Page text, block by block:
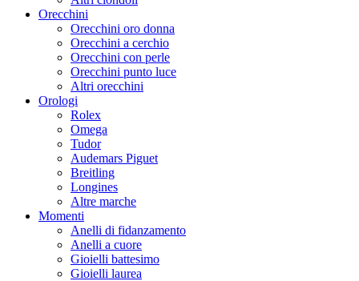
Orecchini
Orecchini oro donna
Orecchini a cerchio
Orecchini con perle
Orecchini punto luce
Altri orecchini
Orologi
Rolex
Omega
Tudor
Audemars Piguet
Breitling
Longines
Altre marche
Momenti
Anelli di fidanzamento
Anelli a cuore
Gioielli battesimo
Gioielli laurea